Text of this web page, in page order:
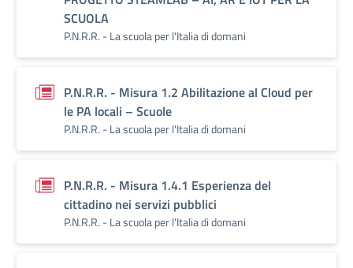
SCUOLA
P.N.R.R. - La scuola per l'Italia di domani
P.N.R.R. - Misura 1.2 Abilitazione al Cloud per
le PA locali – Scuole
P.N.R.R. - La scuola per l'Italia di domani
P.N.R.R. - Misura 1.4.1 Esperienza del
cittadino nei servizi pubblici
P.N.R.R. - La scuola per l'Italia di domani